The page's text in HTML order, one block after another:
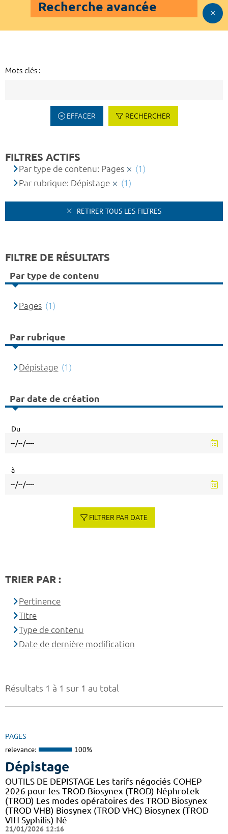
Recherche avancée
Mots-clés :
EFFACER RECHERCHER
Résultats 1 à 1 sur 1 au total
PAGES
relevance: 100%
Dépistage
OUTILS DE DEPISTAGE Les tarifs négociés COHEP
2026 pour les TROD Biosynex (TROD) Néphrotek
(TROD) Les modes opératoires des TROD Biosynex
(TROD VHB) Biosynex (TROD VHC) Biosynex (TROD
VIH Syphilis) Né
21/01/2026 12:16
FILTRES ACTIFS
Par type de contenu: Pages
(1)
Par rubrique: Dépistage
(1)
RETIRER TOUS LES FILTRES
FILTRE DE RÉSULTATS
Par type de contenu
Pages (1)
Par rubrique
Dépistage (1)
Par date de création
Du
à
FILTRER PAR DATE
TRIER PAR :
Pertinence
Titre
Type de contenu
Date de dernière modification